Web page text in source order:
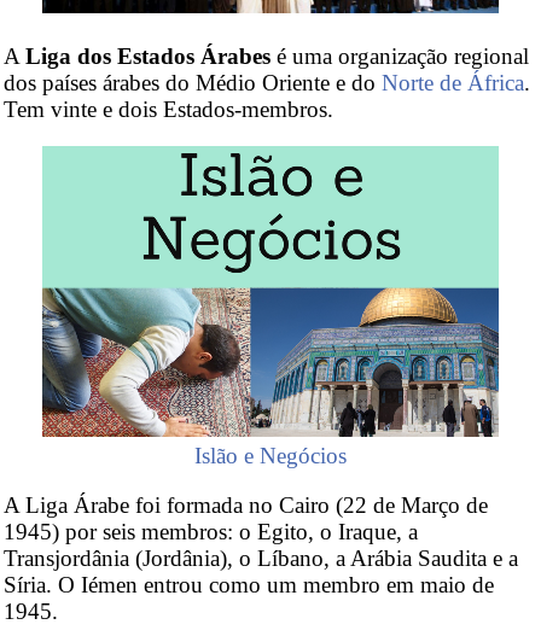
A Liga dos Estados Árabes é uma organização regional
dos países árabes do Médio Oriente e do Norte de África.
Tem vinte e dois Estados-membros.
Islão e Negócios
A Liga Árabe foi formada no Cairo (22 de Março de
1945) por seis membros: o Egito, o Iraque, a
Transjordânia (Jordânia), o Líbano, a Arábia Saudita e a
Síria. O Iémen entrou como um membro em maio de
1945.